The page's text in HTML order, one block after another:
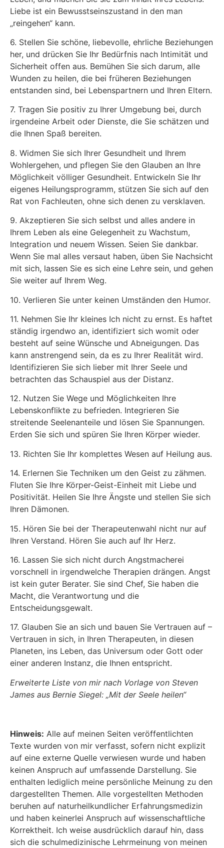
Liebe ist ein Bewusstseinszustand in den man
„reingehen“ kann.
6. Stellen Sie schöne, liebevolle, ehrliche Beziehungen
her, und drücken Sie Ihr Bedürfnis nach Intimität und
Sicherheit offen aus. Bemühen Sie sich darum, alle
Wunden zu heilen, die bei früheren Beziehungen
entstanden sind, bei Lebenspartnern und Ihren Eltern.
7. Tragen Sie positiv zu Ihrer Umgebung bei, durch
irgendeine Arbeit oder Dienste, die Sie schätzen und
die Ihnen Spaß bereiten.
8. Widmen Sie sich Ihrer Gesundheit und Ihrem
Wohlergehen, und pflegen Sie den Glauben an Ihre
Möglichkeit völliger Gesundheit. Entwickeln Sie Ihr
eigenes Heilungsprogramm, stützen Sie sich auf den
Rat von Fachleuten, ohne sich denen zu versklaven.
9. Akzeptieren Sie sich selbst und alles andere in
Ihrem Leben als eine Gelegenheit zu Wachstum,
Integration und neuem Wissen. Seien Sie dankbar.
Wenn Sie mal alles versaut haben, üben Sie Nachsicht
mit sich, lassen Sie es sich eine Lehre sein, und gehen
Sie weiter auf Ihrem Weg.
10. Verlieren Sie unter keinen Umständen den Humor.
11. Nehmen Sie Ihr kleines Ich nicht zu ernst. Es haftet
ständig irgendwo an, identifiziert sich womit oder
besteht auf seine Wünsche und Abneigungen. Das
kann anstrengend sein, da es zu Ihrer Realität wird.
Identifizieren Sie sich lieber mit Ihrer Seele und
betrachten das Schauspiel aus der Distanz.
12. Nutzen Sie Wege und Möglichkeiten Ihre
Lebenskonflikte zu befrieden. Integrieren Sie
streitende Seelenanteile und lösen Sie Spannungen.
Erden Sie sich und spüren Sie Ihren Körper wieder.
13. Richten Sie Ihr komplettes Wesen auf Heilung aus.
14. Erlernen Sie Techniken um den Geist zu zähmen.
Fluten Sie Ihre Körper-Geist-Einheit mit Liebe und
Positivität. Heilen Sie Ihre Ängste und stellen Sie sich
Ihren Dämonen.
15. Hören Sie bei der Therapeutenwahl nicht nur auf
Ihren Verstand. Hören Sie auch auf Ihr Herz.
16. Lassen Sie sich nicht durch Angstmacherei
vorschnell in irgendwelche Therapien drängen. Angst
ist kein guter Berater. Sie sind Chef, Sie haben die
Macht, die Verantwortung und die
Entscheidungsgewalt.
17. Glauben Sie an sich und bauen Sie Vertrauen auf –
Vertrauen in sich, in Ihren Therapeuten, in diesen
Planeten, ins Leben, das Universum oder Gott oder
einer anderen Instanz, die Ihnen entspricht.
Erweiterte Liste von mir nach Vorlage von Steven
James aus Bernie Siegel: „Mit der Seele heilen“
Hinweis: Alle auf meinen Seiten veröffentlichten
Texte wurden von mir verfasst, sofern nicht explizit
auf eine externe Quelle verwiesen wurde und haben
keinen Anspruch auf umfassende Darstellung. Sie
enthalten lediglich meine persönliche Meinung zu den
dargestellten Themen. Alle vorgestellten Methoden
beruhen auf naturheilkundlicher Erfahrungsmedizin
und haben keinerlei Anspruch auf wissenschaftliche
Korrektheit. Ich weise ausdrücklich darauf hin, dass
sich die schulmedizinische Lehrmeinung von meinen